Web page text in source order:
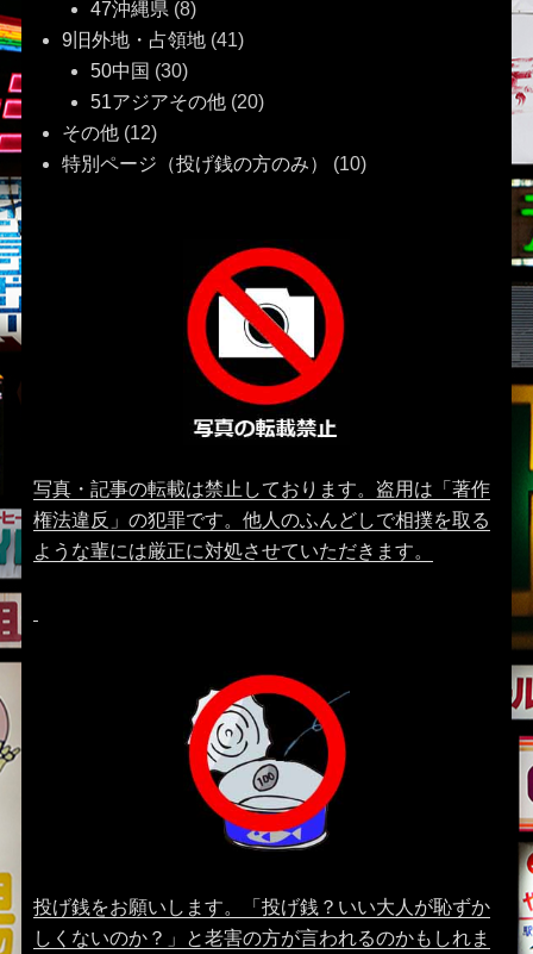
47沖縄県 (8)
9旧外地・占領地(41)
50中国 (30)
51アジアその他(20)
その他(12)
特別ページ（投げ銭の方のみ）
(10)
写真・記事の転載は禁止しております。盗用は「著作
権法違反」の犯罪です。他人のふんどしで相撲を取る
ような輩には厳正に対処させていただきます。
投げ銭をお願いします。「投げ銭？いい大人が恥ずか
しくないのか？」と老害の方が言われるのかもしれま